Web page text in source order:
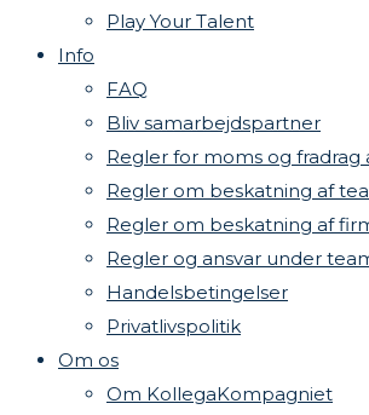
Play Your Talent
Info
FAQ
Bliv samarbejdspartner
Regler for moms og
Regler om beskatning af
Regler om beskatning af
Regler og ansvar under
Handelsbetingelser
Privatlivspolitik
Om os
Om KollegaKompagniet